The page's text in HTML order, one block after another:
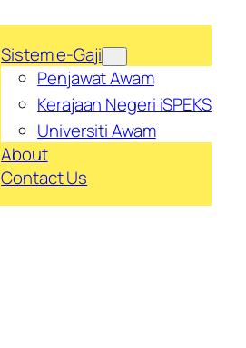
Sistem e-Gaji
Penjawat Awam
Kerajaan Negeri iSPEKS
Universiti Awam
About
Contact Us